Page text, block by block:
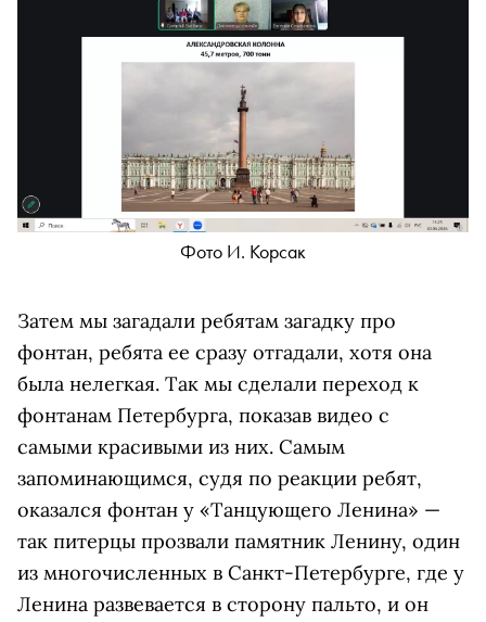
Фото И. Корсак
Затем мы загадали ребятам загадку про
фонтан, ребята ее сразу отгадали, хотя она
была нелегкая. Так мы сделали переход к
фонтанам Петербурга, показав видео с
самыми красивыми из них. Самым
запоминающимся, судя по реакции ребят,
оказался фонтан у «Танцующего Ленина» —
так питерцы прозвали памятник Ленину, один
из многочисленных в Санкт-Петербурге, где у
Ленина развевается в сторону пальто, и он